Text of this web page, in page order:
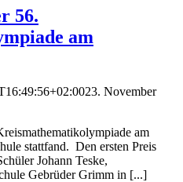
56.
am
23. November
am
stattfand. Den ersten Preis
Johann Teske,
Gebrüder Grimm in [...]